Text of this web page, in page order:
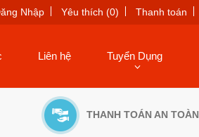
Nhập Yêu thích (0) Thanh toán
Liên hệ Tuyển Dụng
THANH TOÁN AN TOÀN